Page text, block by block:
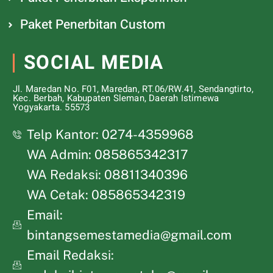
Paket Penerbitan Custom
SOCIAL MEDIA
Jl. Maredan No. F01, Maredan, RT.06/RW.41, Sendangtirto,
Kec. Berbah, Kabupaten Sleman, Daerah Istimewa
Yogyakarta. 55573
Telp Kantor: 0274-4359968
WA Admin: 085865342317
WA Redaksi: 08811340396
WA Cetak: 085865342319
Email:
bintangsemestamedia@gmail.com
Email Redaksi: